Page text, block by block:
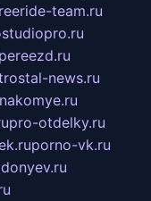
team.ru
news.ru
pro-otdelky.ru
porno-vk.ru